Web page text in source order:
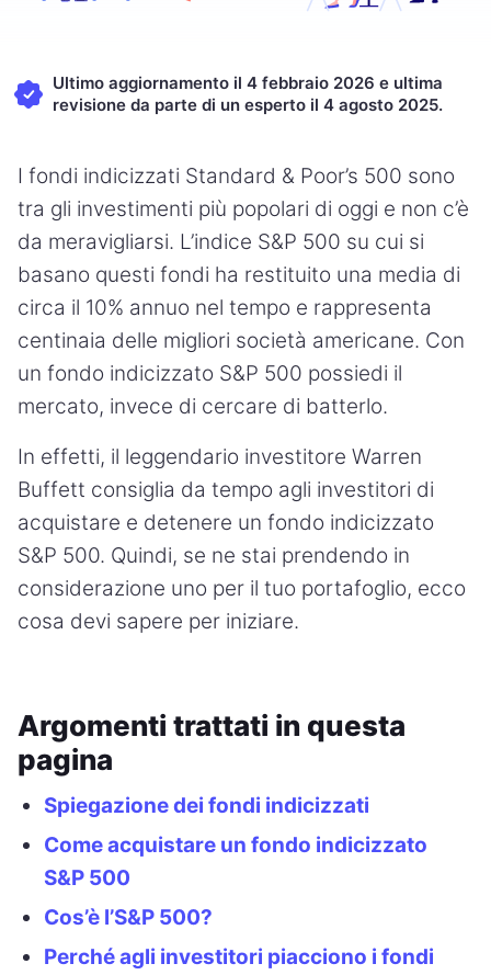
Ultimo aggiornamento il 4 febbraio 2026 e ultima
revisione da parte di un esperto il 4 agosto 2025.
I fondi indicizzati Standard & Poor’s 500 sono
tra gli investimenti più popolari di oggi e non c’è
da meravigliarsi. L’indice S&P 500 su cui si
basano questi fondi ha restituito una media di
circa il 10% annuo nel tempo e rappresenta
centinaia delle migliori società americane. Con
un fondo indicizzato S&P 500 possiedi il
mercato, invece di cercare di batterlo.
In effetti, il leggendario investitore Warren
Buffett consiglia da tempo agli investitori di
acquistare e detenere un fondo indicizzato
S&P 500. Quindi, se ne stai prendendo in
considerazione uno per il tuo portafoglio, ecco
cosa devi sapere per iniziare.
Argomenti trattati in questa
pagina
Spiegazione dei fondi indicizzati
Come acquistare un fondo indicizzato
S&P 500
Cos’è l’S&P 500?
Perché agli investitori piacciono i fondi